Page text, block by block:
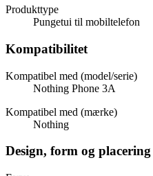
Produkttype
Pungetui til mobiltelefon
Kompatibilitet
Kompatibel med (model/serie)
Nothing Phone 3A
Kompatibel med (mærke)
Nothing
Design, form og placering